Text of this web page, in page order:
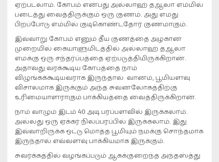
ஏற்படலாம். கோபம் என்பது அல்லாஹ் தஆலா எம்மில்
படைத்து வைத்திருக்கும் ஒரு குணம். அது எமது
பிறப்போடு எம்மில் குடிகொண்டதோர் குணமாகும்.
இவ்வாறு கோபம் எனும் தீய குணத்தை அழகான
முறையில் கையாளுமிடத்தில் அல்லாஹ் தஆலா
எமக்கு ஒரு சந்தர்ப்பத்தை ஏற்படுத்தியிருக்கிறான்.
அதாவது வரக்கூடிய கோபத்தை நாம்
விழுங்கக்கூடியவராக இருந்தால் வானம், பூமியளவு
விசாலமாக இருக்கும் அந்த சுவனலோகத்திற்கு
உரிமையாளராகும் பாக்கியத்தை வைத்திருக்கிறான்.
நாம் வாழும் இடம் 40 அடி பரப்பளவில் இருக்கலாம்.
அல்லது ஒரு ஏக்கர் நிலப்பரப்பில் இருக்கலாம். இது
இவ்வாறிருக்க ஒட்டு மொத்த பூமியும் நமக்கு சொந்தமாக
இருந்தால் எவ்வளவு பாக்கியமாக இருக்கும்.
சுவர்க்கத்தில் வழங்கப்படும் ஆகக்குறைந்த அந்தஸ்த்து